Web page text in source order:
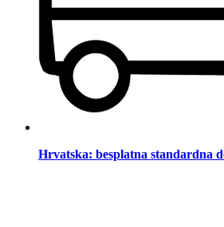
Hrvatska: besplatna standardna